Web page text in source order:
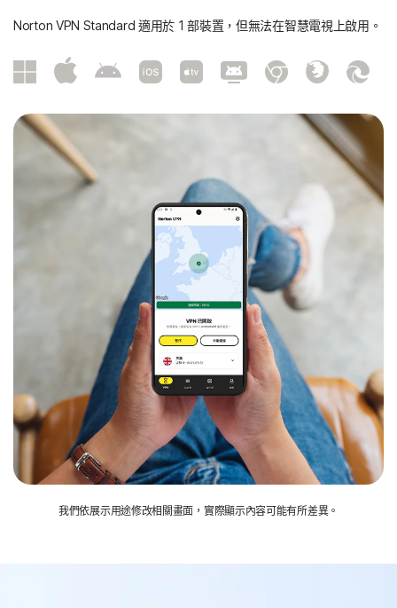
我們依展示用途修改相關畫面，實際顯示內容可能有所差異。
Norton VPN Standard 適用於 1 部裝置，但無法在智慧電視上啟用。